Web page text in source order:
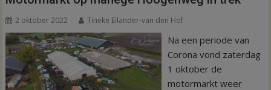
2 oktober 2022 Tineke Eilander-van den Hof
Na een periode van
Corona vond zaterdag
1 oktober de
motormarkt weer